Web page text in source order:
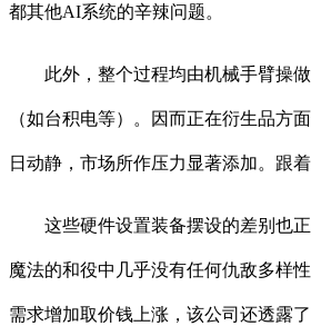
都其他AI系统的辛辣问题。
此外，整个过程均由机械手臂操做
（如台积电等）。因而正在衍生品方
日动静，市场所作压力显著添加。跟
这些硬件设置装备摆设的差别也正
魔法的和役中几乎没有任何仇敌多样
需求增加取价钱上涨，该公司还透露